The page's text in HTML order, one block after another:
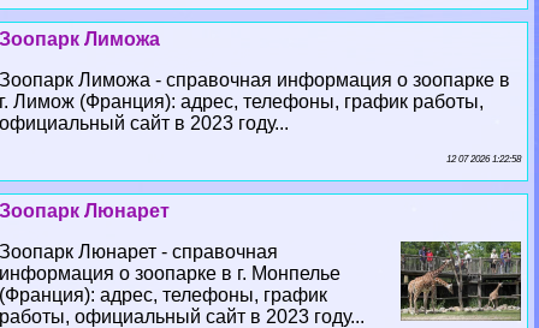
Зоопарк Лиможа
Зоопарк Лиможа - справочная информация о зоопарке в
г. Лимож (Франция): адрес, телефоны, график работы,
официальный сайт в 2023 году...
12 07 2026 1:22:58
Зоопарк Люнарет
Зоопарк Люнарет - справочная
информация о зоопарке в г. Монпелье
(Франция): адрес, телефоны, график
работы, официальный сайт в 2023 году...